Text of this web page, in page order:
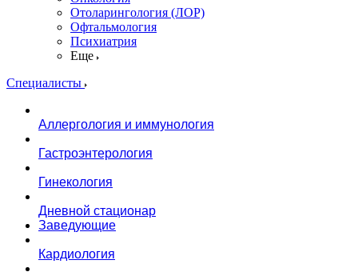
Отоларингология (ЛОР)
Офтальмология
Психиатрия
Еще
Специалисты
Аллергология и иммунология
Гастроэнтерология
Гинекология
Дневной стационар
Заведующие
Кардиология